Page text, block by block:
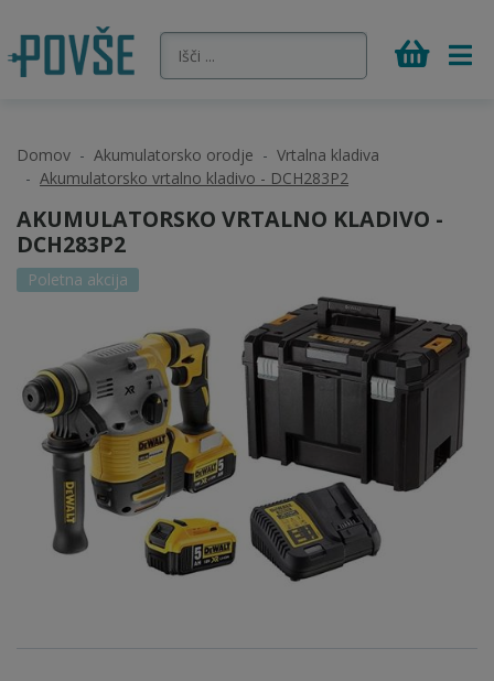
Domov Akumulatorsko orodje
Vrtalna kladiva
Akumulatorsko vrtalno kladivo - DCH283P2
AKUMULATORSKO VRTALNO KLADIVO -
DCH283P2
Poletna akcija